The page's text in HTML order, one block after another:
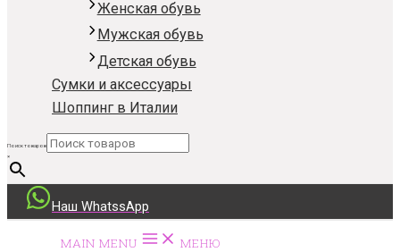
Женская обувь
Мужская обувь
Детская обувь
Сумки и аксессуары
Шоппинг в Италии
Поиск товаров
×
Наш WhatssApp
MAIN MENU МЕНЮ